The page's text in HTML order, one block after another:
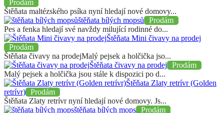
Prodám
Štěňata maltézského psíka nyní hledají nové domovy...
štěňata bílých mopsů
Prodám
Pes a fenka hledají své navždy milující rodinné do...
Štěňata Mini čivavy na prodej
Prodám
Štěňata čivavy na prodejMalý pejsek a holčička jso...
Štěňata čivavy na prodej
Prodám
Malý pejsek a holčička jsou stále k dispozici po d...
Štěňata Zlaty retrívr (Golden
retrívr) Prodám
Štěňata Zlaty retrívr nyní hledají nové domovy. Js...
štěňata bílých mops Prodám